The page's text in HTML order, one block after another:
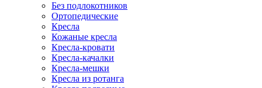
Без подлокотников
Ортопедические
Кресла
Кожаные кресла
Кресла-кровати
Кресла-качалки
Кресла-мешки
Кресла из ротанга